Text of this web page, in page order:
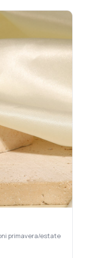
primavera/estate